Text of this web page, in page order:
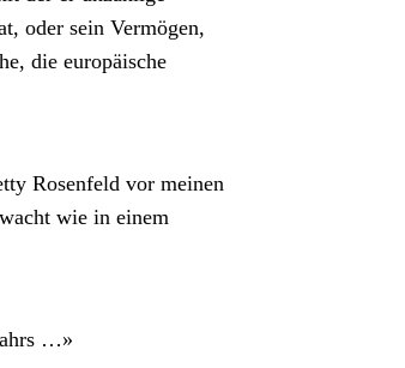
oder sein Vermögen,
die europäische
Rosenfeld vor meinen
wie in einem
…»